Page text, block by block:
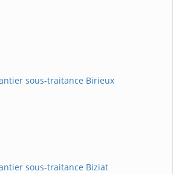
sous-traitance Birieux
sous-traitance Biziat